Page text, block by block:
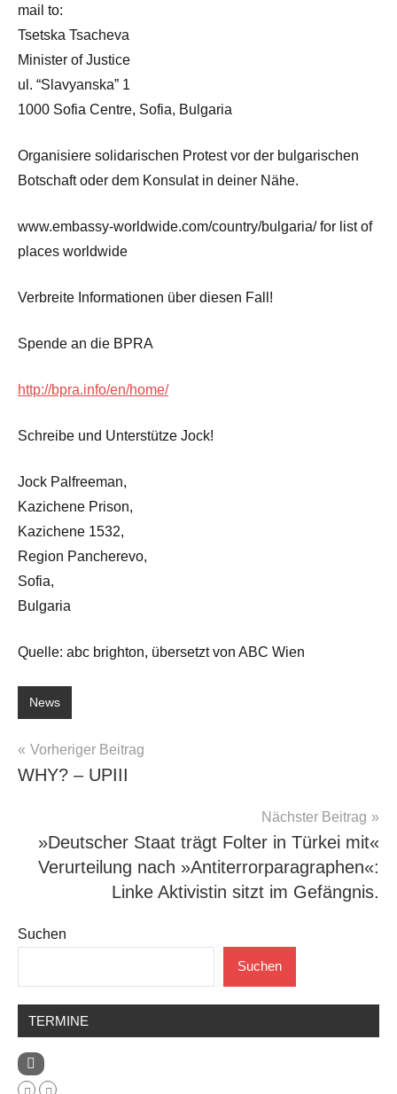
mail to:
Tsetska Tsacheva
Minister of Justice
ul. “Slavyanska” 1
1000 Sofia Centre, Sofia, Bulgaria
Organisiere solidarischen Protest vor der bulgarischen
Botschaft oder dem Konsulat in deiner Nähe.
www.embassy-worldwide.com/country/bulgaria/ for list of
places worldwide
Verbreite Informationen über diesen Fall!
Spende an die BPRA
http://bpra.info/en/home/
Schreibe und Unterstütze Jock!
Jock Palfreeman,
Kazichene Prison,
Kazichene 1532,
Region Pancherevo,
Sofia,
Bulgaria
Quelle: abc brighton, übersetzt von ABC Wien
News
Beitragsnavigation
Vorheriger Beitrag
WHY? – UPIII
Nächster Beitrag
»Deutscher Staat trägt Folter in Türkei mit«
Verurteilung nach »Antiterrorparagraphen«:
Linke Aktivistin sitzt im Gefängnis.
Suchen
Suchen
TERMINE